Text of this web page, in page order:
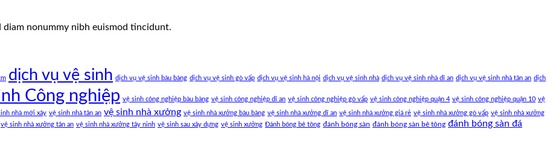
diam nonummy nibh euismod tincidunt.
dịch vụ vệ sinh dịch vụ vệ sinh bàu bàng dịch vụ vệ sinh gò vấp dịch vụ vệ sinh hà nội dịch vụ vệ sinh nhà dịch vụ vệ sinh nhà dĩ an dịch vụ vệ sinh nhà tân an dịch
Công nghiệp vệ sinh công nghiệp bàu bàng vệ sinh công nghiệp dĩ an vệ sinh công nghiệp gò vấp vệ sinh công nghiệp quận 4 vệ sinh công nghiệp quận 10 vệ
nhà mới xây vệ sinh nhà tân an vệ sinh nhà xưởng vệ sinh nhà xưởng bàu bàng vệ sinh nhà xưởng dĩ an vệ sinh nhà xưởng giá rẻ vệ sinh nhà xưởng gò vấp vệ sinh nhà xưởng
vệ sinh nhà xưởng tân an vệ sinh nhà xưởng tây ninh vệ sinh sau xây dựng vệ sinh xưởng Đánh bóng bê tông đánh bóng sàn đánh bóng sàn bê tông đánh bóng sàn đá